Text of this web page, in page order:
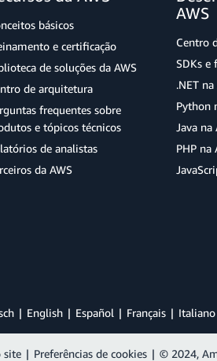
básicos
e certificação
de soluções da AWS
de arquitetura
frequentes sobre
e tópicos técnicos
de analistas
da AWS
AWS
Centro
SDKs e
.NET na
Python
Java na
PHP na
English Español Français Italiano
site | Preferências de cookies | © 2024,